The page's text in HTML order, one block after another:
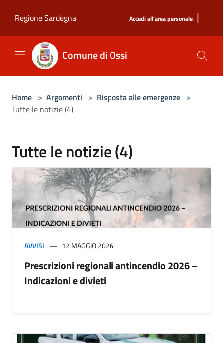
Regione Sardegna
Accedi all'area personale |
Comune di Ossi
Home > Argomenti > Risposta alle emergenze >
Tutte le notizie (4)
Tutte le notizie (4)
AVVISI 12 MAGGIO 2026
Prescrizioni regionali antincendio 2026 –
Indicazioni e divieti